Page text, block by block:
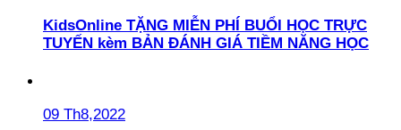
KidsOnline TẶNG MIỄN PHÍ BUỔI HỌC TRỰC
TUYẾN kèm BẢN ĐÁNH GIÁ TIỀM NĂNG HỌC
09 Th8,2022